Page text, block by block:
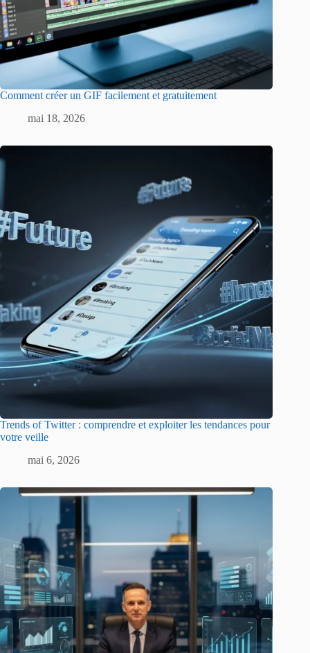
Comment créer un GIF facilement et gratuitement
mai 18, 2026
Trends of Twitter : comprendre et exploiter les tendances pour
votre veille
mai 6, 2026